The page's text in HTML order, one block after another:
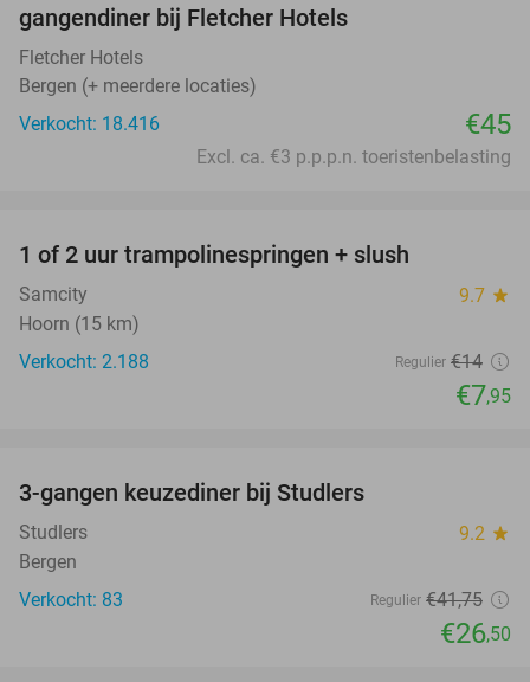
gangendiner bij Fletcher Hotels
Fletcher Hotels
Bergen (+ meerdere locaties)
Verkocht: 18.416
€45
Excl. ca. €3 p.p.p.n. toeristenbelasting
1 of 2 uur trampolinespringen + slush
Samcity 9.7 star
Hoorn (15 km)
Verkocht: 2.188
Regulier €14
€7,95
3-gangen keuzediner bij Studlers
Studlers 9.2 star
Bergen
Verkocht: 83
Regulier €41,75
€26,50